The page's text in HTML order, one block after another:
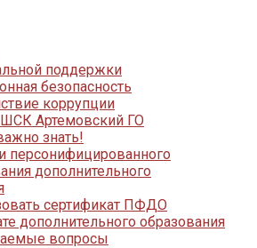
поддержки
безопасность
коррупции
Артемовский ГО
знать!
персонифицированного
дополнительного
сертификат ПФДО
дополнительного образования
вопросы